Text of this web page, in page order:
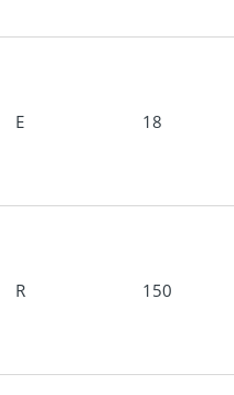
E 18
R 150